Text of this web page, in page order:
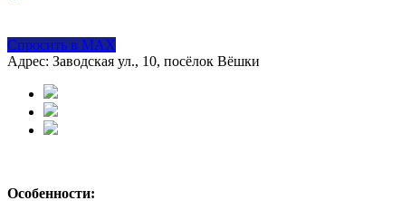
Спросить в MAX
Адрес: Заводская ул., 10, посёлок Вёшки
Особенности: